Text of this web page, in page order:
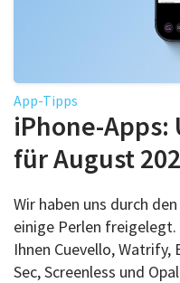
Über uns
Podcast
App-Tipps
iPhone-Apps:
für August
Wir haben uns durch
einige Perlen
Ihnen Cuevello,
Sec, Screenless und